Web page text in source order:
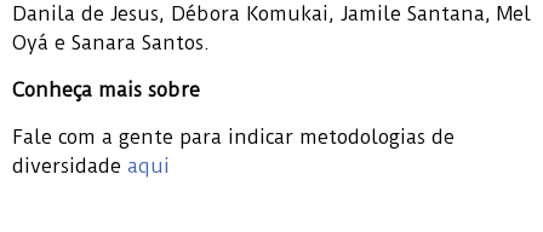
Danila de Jesus, Débora Komukai, Jamile Santana, Mel
Oyá e Sanara Santos.
Conheça mais sobre
Fale com a gente para indicar metodologias de
diversidade aqui